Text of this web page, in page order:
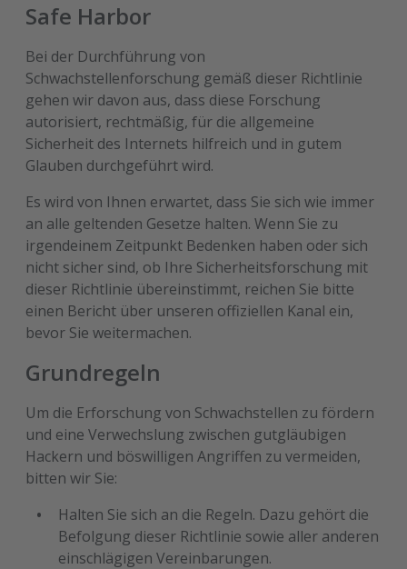
Safe Harbor
Bei der Durchführung von
Schwachstellenforschung gemäß dieser Richtlinie
gehen wir davon aus, dass diese Forschung
autorisiert, rechtmäßig, für die allgemeine
Sicherheit des Internets hilfreich und in gutem
Glauben durchgeführt wird.
Es wird von Ihnen erwartet, dass Sie sich wie immer
an alle geltenden Gesetze halten. Wenn Sie zu
irgendeinem Zeitpunkt Bedenken haben oder sich
nicht sicher sind, ob Ihre Sicherheitsforschung mit
dieser Richtlinie übereinstimmt, reichen Sie bitte
einen Bericht über unseren offiziellen Kanal ein,
bevor Sie weitermachen.
Grundregeln
Um die Erforschung von Schwachstellen zu fördern
und eine Verwechslung zwischen gutgläubigen
Hackern und böswilligen Angriffen zu vermeiden,
bitten wir Sie:
Halten Sie sich an die Regeln. Dazu gehört die
Befolgung dieser Richtlinie sowie aller anderen
einschlägigen Vereinbarungen.